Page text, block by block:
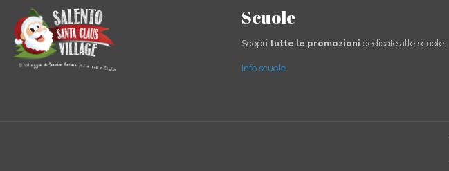
Scuole
Scopri tutte le promozioni dedicate alle scuole.
Info scuole